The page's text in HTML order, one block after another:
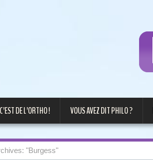
C’EST DE L’ORTHO ! VOUS AVEZ DIT PHILO ?
"Burgess"